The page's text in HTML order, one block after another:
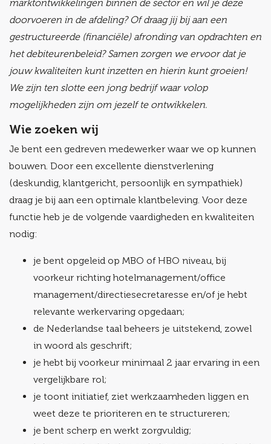
marktontwikkelingen binnen de sector en wil je deze
doorvoeren in de afdeling? Of draag jij bij aan een
gestructureerde (financiële) afronding van opdrachten en
het debiteurenbeleid?Samen zorgen we ervoor dat je
jouw kwaliteiten kunt inzetten en hierin kunt groeien!
We zijn ten slotte een jong bedrijf waar volop
mogelijkheden zijn om jezelf te ontwikkelen.
Wie zoeken wij
Je bent een gedreven medewerker waar we op kunnen
bouwen. Door een excellente dienstverlening
(deskundig, klantgericht, persoonlijk en sympathiek)
draag je bij aan een optimale klantbeleving. Voor deze
functie heb je de volgende vaardigheden en kwaliteiten
nodig:
je bent opgeleid op MBO of HBO niveau, bij
voorkeur richting hotelmanagement/office
management/directiesecretaresse en/of je hebt
relevante werkervaring opgedaan;
de Nederlandse taal beheers je uitstekend, zowel
in woord als geschrift;
je hebt bij voorkeur minimaal 2 jaar ervaring in een
vergelijkbare rol;
je toont initiatief, ziet werkzaamheden liggen en
weet deze te prioriteren en te structureren;
je bent scherp en werkt zorgvuldig;